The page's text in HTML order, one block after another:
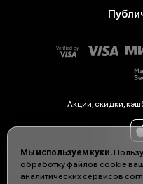
Мы используем куки.
обработку файлов cookie
аналитических сервисов
Акции, скидки,